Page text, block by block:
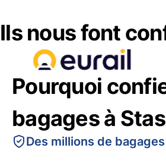
Ils nous font
Pourquoi
bagages à
Des millions de